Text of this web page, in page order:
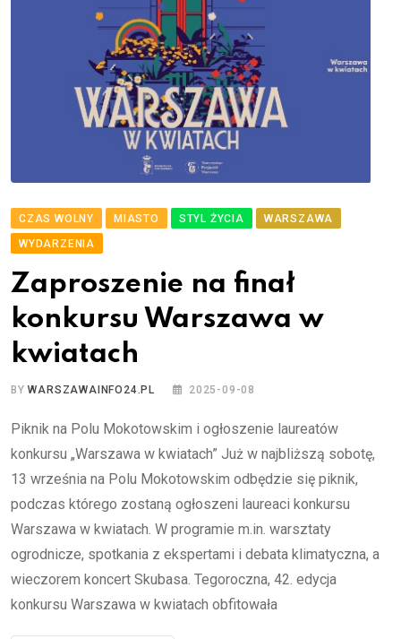
CZAS WOLNY MIASTO STYL ŻYCIA
WARSZAWA
WYDARZENIA
Zaproszenie na finał
konkursu Warszawa w
kwiatach
BYWARSZAWAINFO24.PL 2025-09-08
Piknik na Polu Mokotowskim i ogłoszenie laureatów
konkursu „Warszawa w kwiatach” Już w najbliższą sobotę,
13 września na Polu Mokotowskim odbędzie się piknik,
podczas którego zostaną ogłoszeni laureaci konkursu
Warszawa w kwiatach. W programie m.in. warsztaty
ogrodnicze, spotkania z ekspertami i debata klimatyczna, a
wieczorem koncert Skubasa. Tegoroczna, 42. edycja
konkursu Warszawa w kwiatach obfitowała